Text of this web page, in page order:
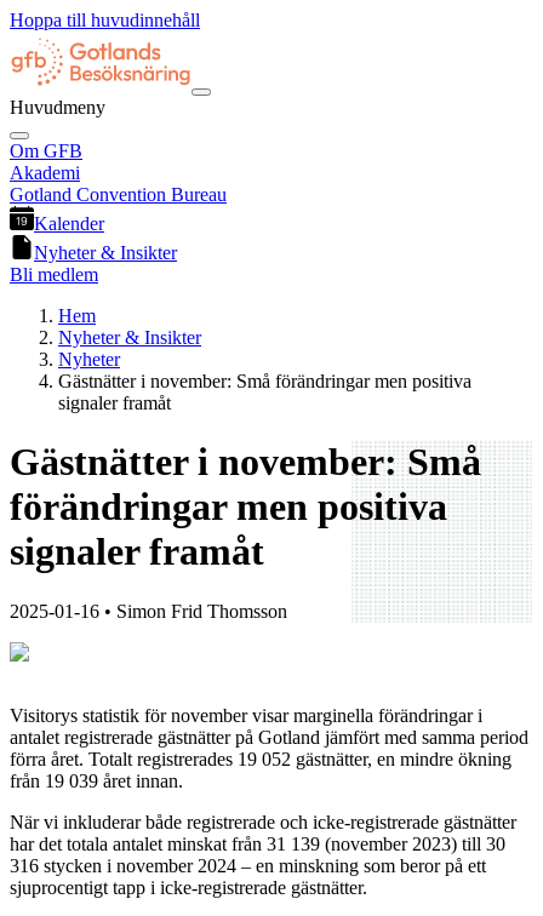
Hoppa till huvudinnehåll
Huvudmeny
Om GFB
Akademi
Gotland Convention Bureau
Kalender
Nyheter & Insikter
Bli medlem
Hem
Nyheter & Insikter
Nyheter
Gästnätter i november: Små förändringar men positiva
signaler framåt
Gästnätter i november: Små
förändringar men positiva
signaler framåt
2025-01-16 • Simon Frid Thomsson
Visitorys statistik för november visar marginella förändringar i
antalet registrerade gästnätter på Gotland jämfört med samma period
förra året. Totalt registrerades 19 052 gästnätter, en mindre ökning
från 19 039 året innan.
När vi inkluderar både registrerade och icke-registrerade gästnätter
har det totala antalet minskat från 31 139 (november 2023) till 30
316 stycken i november 2024 – en minskning som beror på ett
sjuprocentigt tapp i icke-registrerade gästnätter.